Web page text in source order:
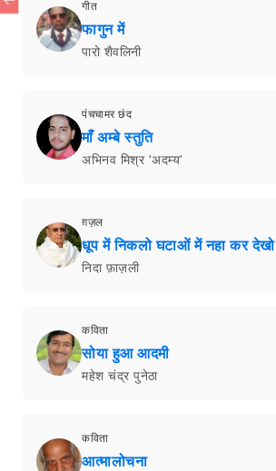
गीत
फागुन में
पारो शैवलिनी
पंचचामर छंद
माँ अम्बे स्तुति
अभिनव मिश्र 'अदम्य'
ग़ज़ल
धूप में निकलो घटाओं में नहा कर देखो
निदा फ़ाज़ली
कविता
सोया हुआ आदमी
महेश चंद्र पुनेठा
कविता
आत्मालोचना